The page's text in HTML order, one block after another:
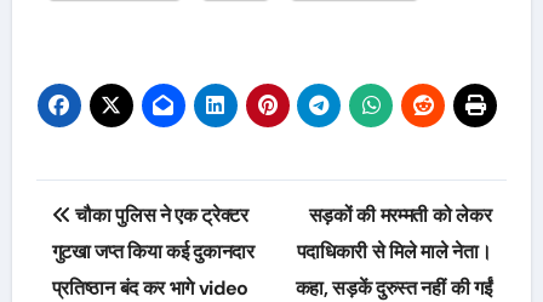
Post
navigation
चौका पुलिस ने एक ट्रेक्टर
गुटखा जप्त किया कई दुकानदार
प्रतिष्ठान बंद कर भागे video
सड़कों की मरम्मती को लेकर
पदाधिकारी से मिले माले नेता।
कहा, सड़कें दुरुस्त नहीं की गईं